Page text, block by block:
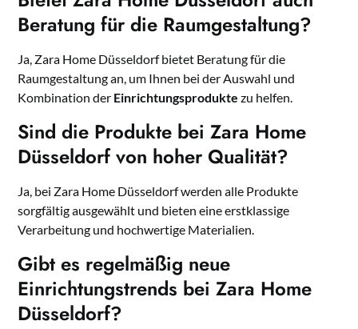
Beratung für die Raumgestaltung?
Ja, Zara Home Düsseldorf bietet Beratung für die
Raumgestaltung an, um Ihnen bei der Auswahl und
Kombination der Einrichtungsprodukte zu helfen.
Sind die Produkte bei Zara Home
Düsseldorf von hoher Qualität?
Ja, bei Zara Home Düsseldorf werden alle Produkte
sorgfältig ausgewählt und bieten eine erstklassige
Verarbeitung und hochwertige Materialien.
Gibt es regelmäßig neue
Einrichtungstrends bei Zara Home
Düsseldorf?